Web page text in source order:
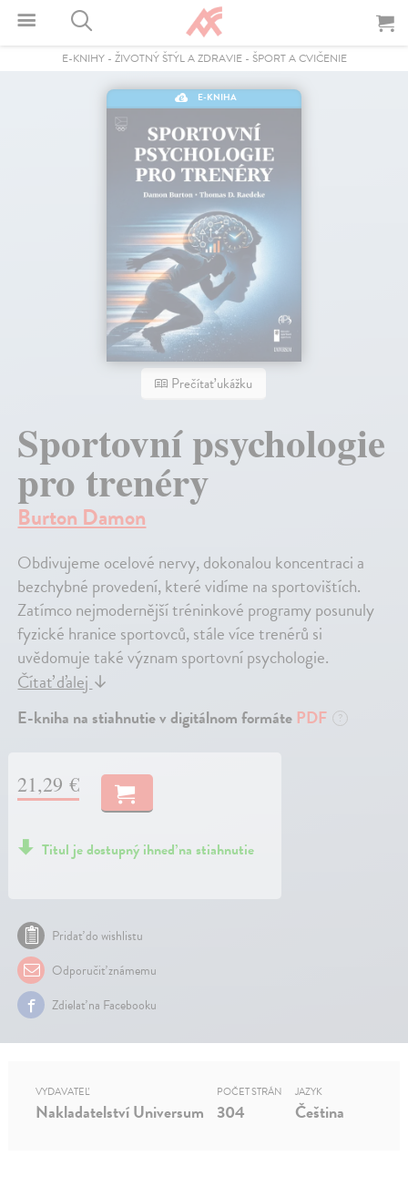
E-KNIHY- ŽIVOTNÝ ŠTÝL A ZDRAVIE- ŠPORT A CVIČENIE
E-KNIHA
Prečítať ukážku
Sportovní psychologie
pro trenéry
Burton Damon
Obdivujeme ocelové nervy, dokonalou koncentraci a
bezchybné provedení, které vidíme na sportovištích.
Zatímco nejmodernější tréninkové programy posunuly
fyzické hranice sportovců, stále více trenérů si
uvědomuje také význam sportovní psychologie.
Čítať ďalej ↓
E-kniha na stiahnutie v digitálnom formáte PDF ?
21,29 €
Titul je dostupný ihneď na stiahnutie
Pridať do wishlistu
Odporučiť známemu
Zdielať na Facebooku
VYDAVATEĽ
Nakladatelství Universum
POČET STRÁN
304
JAZYK
Čeština